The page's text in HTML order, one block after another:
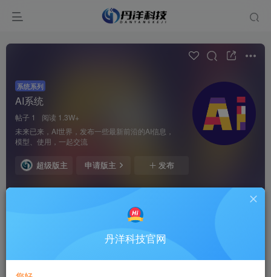
系统系列
AI系统
帖子 1
阅读 1.3W+
未来已来，AI世界，发布一些最新前沿的AI信息，
模型、使用，一起交流
超级版主 申请版主 发布
热门
丹洋科技官网